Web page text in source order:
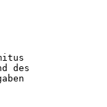
des